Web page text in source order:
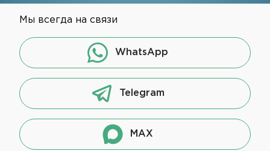
Мы всегда на связи
WhatsApp
Telegram
MAX